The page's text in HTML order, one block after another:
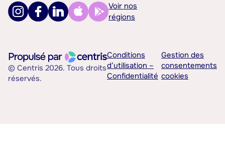
Voir nos
régions
© Centris 2026. Tous droits
réservés.
Conditions
d’utilisation –
Confidentialité
Gestion des
consentements
cookies